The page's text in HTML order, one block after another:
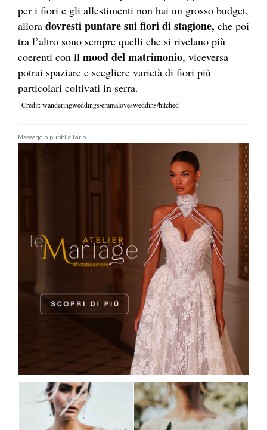
per i fiori e gli allestimenti non hai un grosso budget,
allora dovresti puntare suifiori di stagione, che poi
tra l’altro sono sempre quelli che si rivelano più
coerenti con il mood del matrimonio, viceversa
potrai spaziare e scegliere varietà di fiori più
particolari coltivati in serra.
Credit: wanderingweddings/emmalovesweddins/hitched
Messaggio pubblicitario